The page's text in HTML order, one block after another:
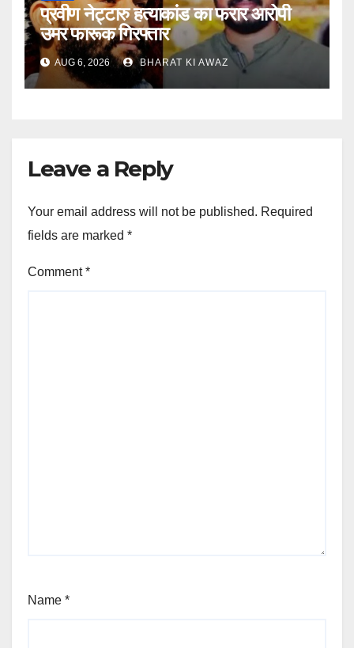
प्रवीण नेट्टारु हत्याकांड का फरार आरोपी
उमर फारूक गिरफ्तार
AUG 6, 2026 BHARAT KI AWAZ
Leave a Reply
Your email address will not be published. Required
fields are marked *
Comment*
Name *